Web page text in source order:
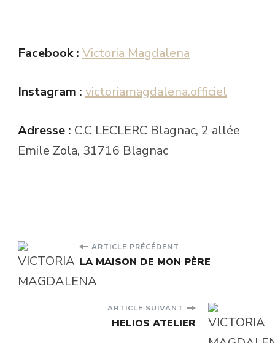
Facebook : Victoria Magdalena
Instagram : victoriamagdalena.officiel
Adresse : C.C LECLERC Blagnac, 2 allée
Emile Zola, 31716 Blagnac
Navigation
d'article
ARTICLE PRÉCÉDENT
LA MAISON DE MON PÈRE
ARTICLE SUIVANT
HELIOS ATELIER